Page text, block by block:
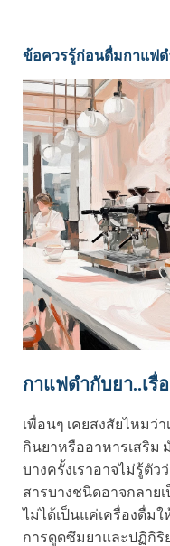
ข้อควรรู้ก่อนดื่มกาแฟด
กาแฟดำกับยา..เรื่
เพื่อนๆ เคยสงสัยไหมว่
กินยาหรืออาหารเสริม
บางครั้งเราอาจไม่รู้ตั
สารบางชนิดอาจกลาย
ไม่ได้เป็นแค่เครื่องดื่ม
การดูดซึมยาและปฏิกิริ